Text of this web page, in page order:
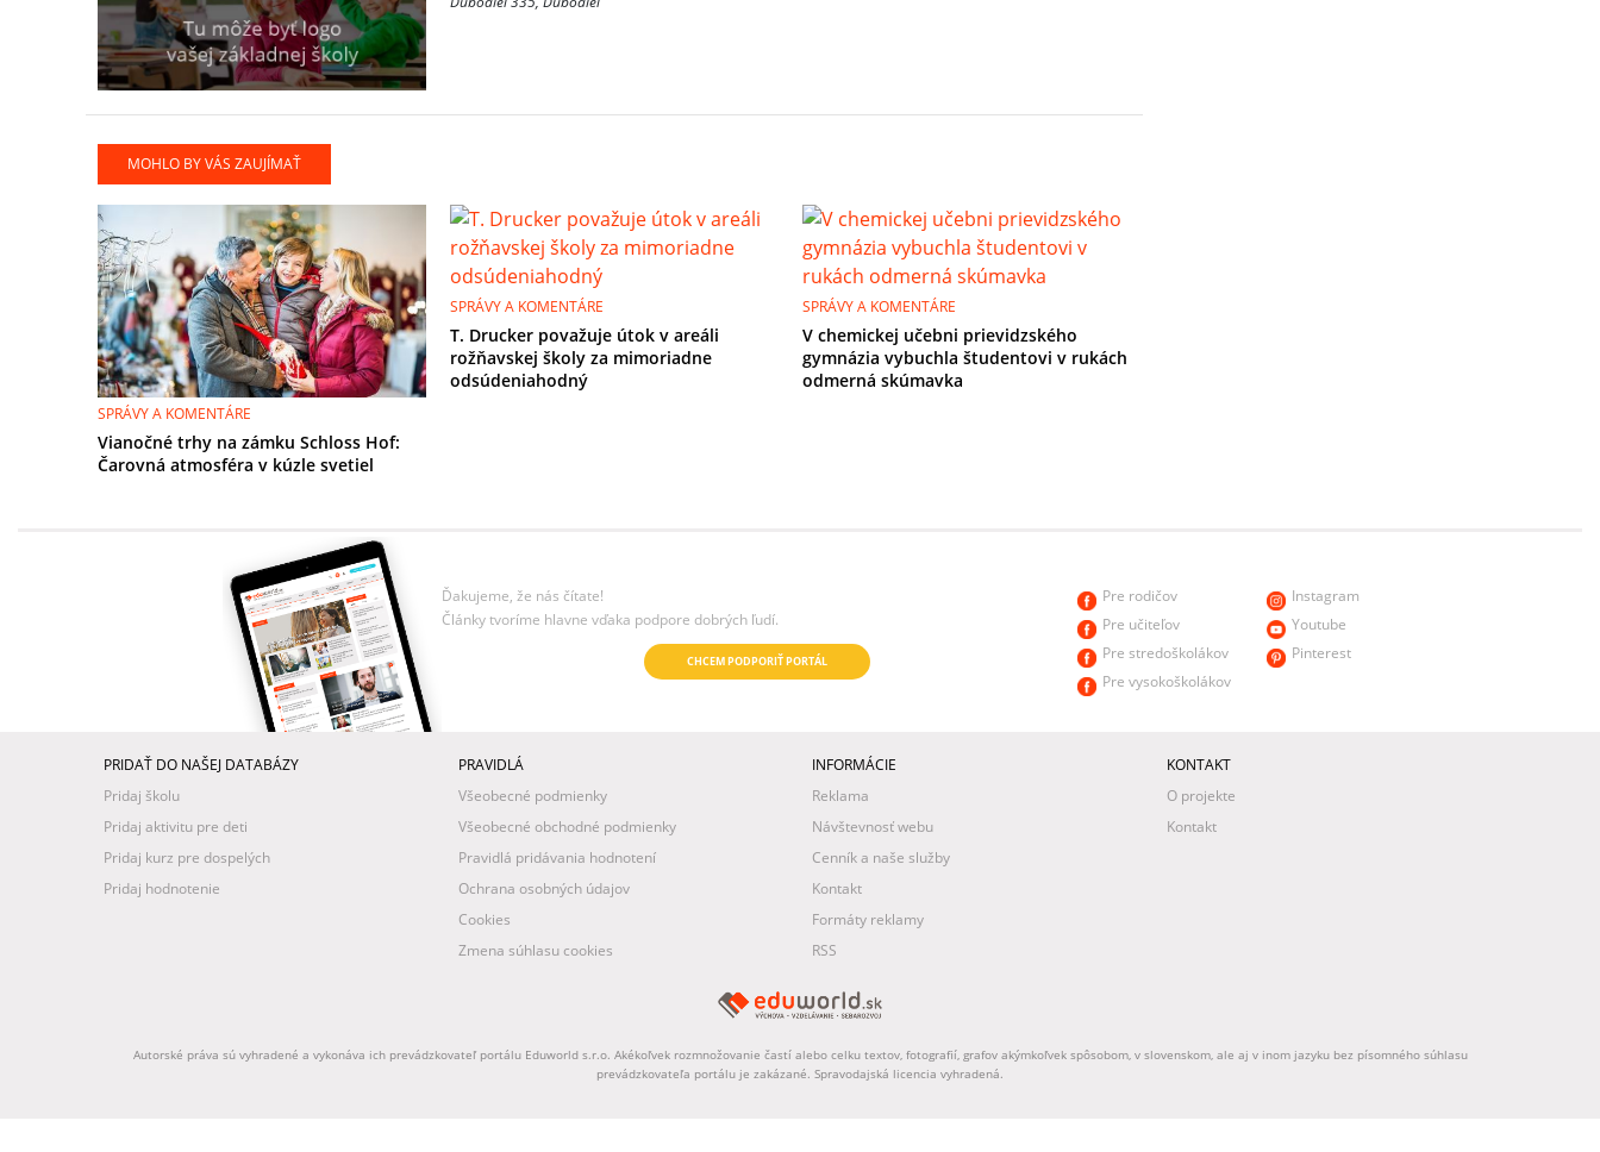
MOHLO BY VÁS ZAUJÍMAŤ
SPRÁVY A KOMENTÁRE
Vianočné trhy na zámku Schloss Hof:
Čarovná atmosféra v kúzle svetiel
SPRÁVY A KOMENTÁRE
T. Drucker považuje útok v areáli
rožňavskej školy za mimoriadne
odsúdeniahodný
SPRÁVY A KOMENTÁRE
V chemickej učebni prievidzského
gymnázia vybuchla študentovi v rukách
odmerná skúmavka
Ďakujeme, že nás čítate!
Články tvoríme hlavne vďaka podpore dobrých ľudí.
CHCEM PODPORIŤ PORTÁL
Pre rodičov
Pre učiteľov
Pre stredoškolákov
Pre vysokoškolákov
Instagram
Youtube
Pinterest
PRIDAŤ DO NAŠEJ DATABÁZY
Pridaj školu
Pridaj aktivitu pre deti
Pridaj kurz pre dospelých
Pridaj hodnotenie
PRAVIDLÁ
Všeobecné podmienky
Všeobecné obchodné podmienky
Pravidlá pridávania hodnotení
Ochrana osobných údajov
Cookies
Zmena súhlasu cookies
INFORMÁCIE
Reklama
Návštevnosť webu
Cenník a naše služby
Kontakt
Formáty reklamy
RSS
KONTAKT
O projekte
Kontakt
Autorské práva sú vyhradené a vykonáva ich prevádzkovateľ portálu Eduworld s.r.o. Akékoľvek rozmnožovanie častí alebo celku textov, fotografií, grafov akýmkoľvek spôsobom, v slovenskom, ale aj v inom jazyku bez písomného súhlasu
prevádzkovateľa portálu je zakázané. Spravodajská licencia vyhradená.